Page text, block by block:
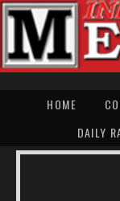
HOME
DAILY